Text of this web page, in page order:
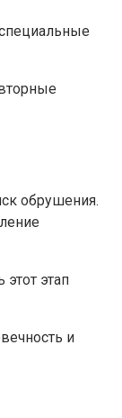
обрушения.
этап
и